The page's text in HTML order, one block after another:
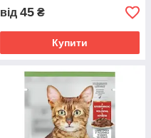
від 45 ₴
Купити